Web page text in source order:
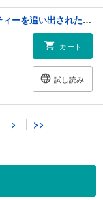
真の仲間じゃないと勇者のパーティーを追い出されたので、辺境でスローライフすることにしました9
カート
試し読み
> >>